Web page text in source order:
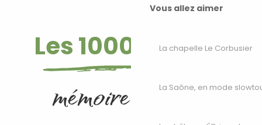
Vous allez aimer
La chapelle Le Corbusier
La Saône, en mode
Les 1000 Etangs,
mémoire d’eau et